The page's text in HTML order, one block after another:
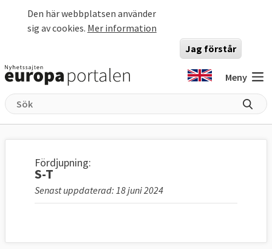
Den här webbplatsen använder
sig av cookies. Mer information
Jag förstår
Meny
Fördjupning:
S-T
Senast uppdaterad: 18 juni 2024